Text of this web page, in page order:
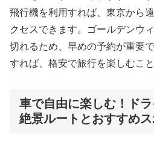
飛行機を利用すれば、東京から
クセスできます。ゴールデンウ
切れるため、早めの予約が重要
すれば、格安で旅行を楽しむこと
車で自由に楽しむ！ド
絶景ルートとおすすめス